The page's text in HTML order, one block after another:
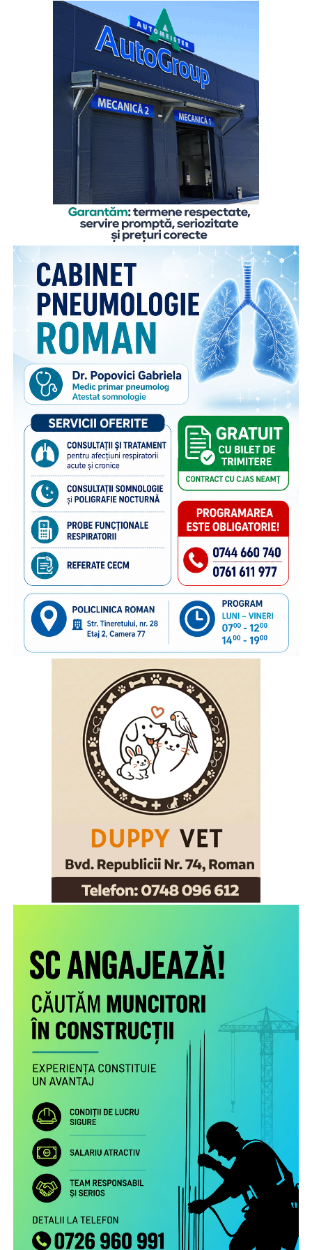
pe părinți să plece în străinătate, pentru a le putea asigura
un trai decent, copiii rămași cel mai adesea în grija rudelor
din țară resimt absența părinților zi de zi, mai ales atunci
când au probleme, simt nevoia să fie sfătuiți sau să fie
sprijiniți emoțional. De aceea comunicarea cu părinții este
esențială, chiar și de la distanță, pentru că ea îi dă
copilului sentimentul de siguranță de care are atâta
explică
Gabriela Alexandrescu, Președinte
Executiv Salvați Copiii România.
În acest context, Organizația Salvați Copiii România
lansează activitățile din cadrul ediției 2026 a proiectului
„Sună-i zilnic! Conexiune dincolo de granițe”, finanțat de
Departamentul pentru Românii de Pretutindeni și adresat
părinților români care muncesc în străinătate. Proiectul
face parte din campania națională multianuală cu același
nume, care reunește, sub același concept, o serie de
inițiative menite să sprijine copiii rămași în țară și familiile
acestora. Pe lângă activitățile dedicate părinților din
diaspora, campania include acțiuni adresate persoanelor în
grija cărora rămân copiii, membrilor comunității și
specialiștilor din domeniile asistenței sociale și educației,
cu scopul de a susține bunăstarea emoțională a copiilor și
menținerea relației acestora cu părinții plecați la muncă în
străinătate. Campania se bucură de susținerea Autorității
Naționale pentru Protecția Drepturilor Copilului și Adopție,
a Poliției de Frontieră Române și Aeroporturilor Craiova,
Cluj-Napoca, Iași, Suceava.
“Poliția de Frontieră Română este alături de Organizația
Salvați Copiii în acest demers de informare și prevenire,
deoarece știm că, dincolo de frontiere, există și povești de
familie care au nevoie de sprijin. În anii de colaborare am
susținut împreună transmiterea unor mesaje importante
către părinții care pleacă la muncă în străinătate,
încurajându-i să păstreze o legătură permanentă cu copiii
rămași acasă și să acorde atenție nevoilor lor emoționale.
Vom continua acest parteneriat, convinși că informarea și
cooperarea dintre instituții și organizațiile cu experiență
pot contribui la protejarea interesului superior al copilului
și la sprijinirea familiilor aflate în această situație”
inspectorul general al Poliției de Frontieră
Române, chestor principal de poliție Cornel Laurian
Scopul proiectului este creşterea gradului de
conştientizare a părinţilor români care muncesc în alte
state cu privire la nevoile copiilor rămaşi acasă,
necesitatea menţinerii comunicării cu aceştia şi cu
persoanele în grija cărora au rămas şi a legăturii cu
comunitatea de proveniență.
Proiectul include următoarele activități:
Studiu la nivel european privind patternurile de relaționare,
practicile de exercitare a rolului parental la distanță și
nevoile de sprijin ale familiilor transnaționale, în special ale
părinților români aflați la muncă în străinătate.
Campanie de informare și conștientizare cu privire la